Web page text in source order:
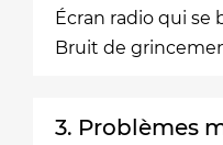
Écran radio qui se
Bruit de
3. Problèmes